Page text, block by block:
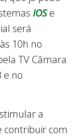
IOS e
será
10h no
TV Câmara
e no
a
contribuir com